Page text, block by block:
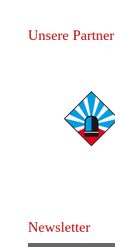
Unsere Partner
Newsletter